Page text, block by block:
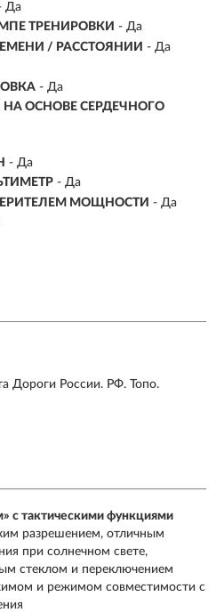
Да
ТРЕНИРОВКИ - Да
/ РАССТОЯНИИ - Да
- Да
ОСНОВЕ СЕРДЕЧНОГО
- Да
- Да
МОЩНОСТИ - Да
Дороги России. РФ. Топо.
с тактическими функциями
разрешением, отличным
при солнечном свете,
стеклом и переключением
и режимом совместимости с